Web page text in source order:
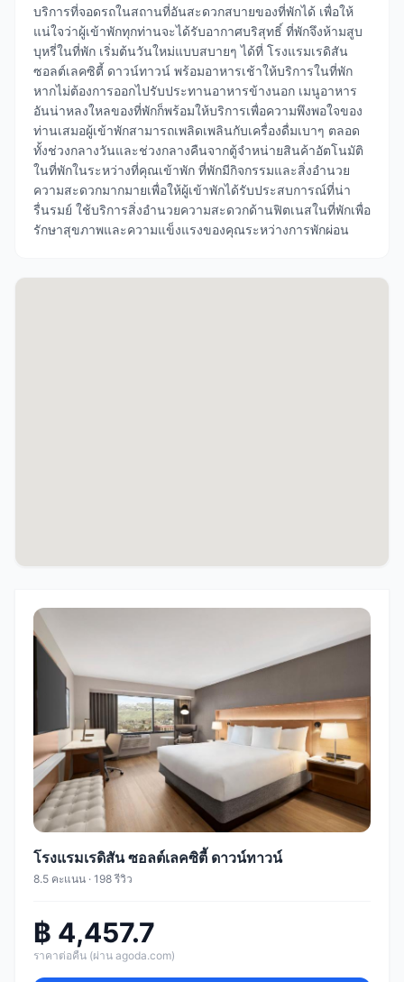
บริการที่จอดรถในสถานที่อันสะดวกสบายของที่พักได้ เพื่อให้
แน่ใจว่าผู้เข้าพักทุกท่านจะได้รับอากาศบริสุทธิ์ ที่พักจึงห้ามสูบ
บุหรี่ในที่พัก เริ่มต้นวันใหม่แบบสบายๆ ได้ที่ โรงแรมเรดิสัน
ซอลต์เลคซิตี้ ดาวน์ทาวน์ พร้อมอาหารเช้าให้บริการในที่พัก
หากไม่ต้องการออกไปรับประทานอาหารข้างนอก เมนูอาหาร
อันน่าหลงใหลของที่พักก็พร้อมให้บริการเพื่อความพึงพอใจของ
ท่านเสมอผู้เข้าพักสามารถเพลิดเพลินกับเครื่องดื่มเบาๆ ตลอด
ทั้งช่วงกลางวันและช่วงกลางคืนจากตู้จำหน่ายสินค้าอัตโนมัติ
ในที่พักในระหว่างที่คุณเข้าพัก ที่พักมีกิจกรรมและสิ่งอำนวย
ความสะดวกมากมายเพื่อให้ผู้เข้าพักได้รับประสบการณ์ที่น่า
รื่นรมย์ ใช้บริการสิ่งอำนวยความสะดวกด้านฟิตเนสในที่พักเพื่อ
รักษาสุขภาพและความแข็งแรงของคุณระหว่างการพักผ่อน
โรงแรมเรดิสัน ซอลต์เลคซิตี้ ดาวน์ทาวน์
8.5 คะแนน · 198 รีวิว
฿ 4,457.7
ราคาต่อคืน (ผ่าน agoda.com)